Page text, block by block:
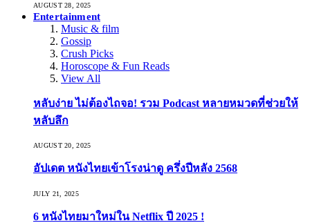
AUGUST 28, 2025
Entertainment
Music & film
Gossip
Crush Picks
Horoscope & Fun Reads
View All
หลับง่าย ไม่ต้องไถจอ! รวม Podcast หลายหมวดที่ช่วยให้
หลับลึก
AUGUST 20, 2025
อัปเดต หนังไทยเข้าโรงน่าดู ครึ่งปีหลัง 2568
JULY 21, 2025
6 หนังไทยมาใหม่ใน Netflix ปี 2025 !